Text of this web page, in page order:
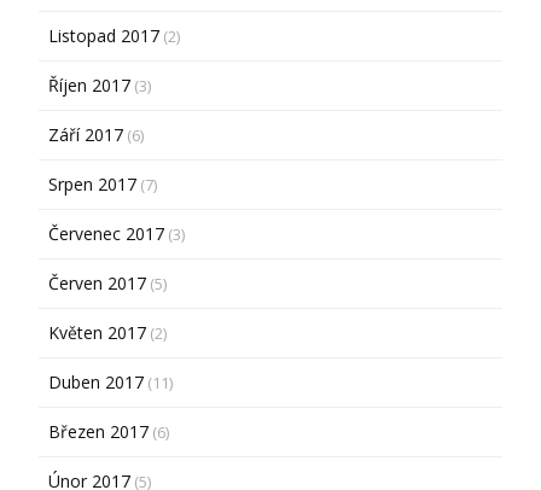
Listopad 2017 (2)
Říjen 2017 (3)
Září 2017 (6)
Srpen 2017 (7)
Červenec 2017 (3)
Červen 2017 (5)
Květen 2017 (2)
Duben 2017 (11)
Březen 2017 (6)
Únor 2017 (5)